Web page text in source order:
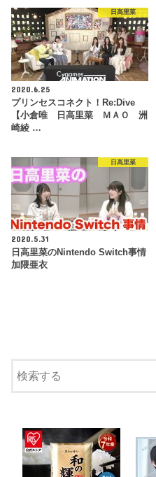
日高里菜
2020.6.25
プリンセスコネクト！Re:Dive
【小倉唯 日高里菜 ＭＡＯ 洲
崎綾 …
日高里菜
2020.5.31
日高里菜のNintendo Switch事情
加隈亜衣